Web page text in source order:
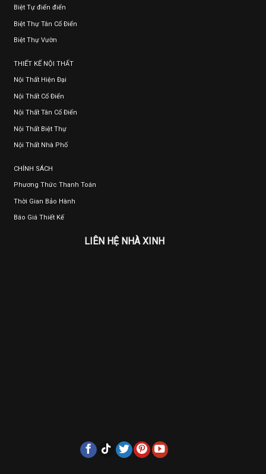
Biệt Tự điển điển
Biệt Thự Tân Cổ Điển
Biệt Thự Vườn
THIẾT KẾ NỘI THẤT
Nội Thất Hiện Đại
Nội Thất Cổ Điển
Nội Thất Tân Cổ Điển
Nội Thất Biệt Thự
Nội Thất Nhà Phố
CHÍNH SÁCH
Phương Thức Thanh Toán
Thời Gian Bảo Hành
Báo Giá Thiết Kế
LIÊN HỆ NHÀ XINH